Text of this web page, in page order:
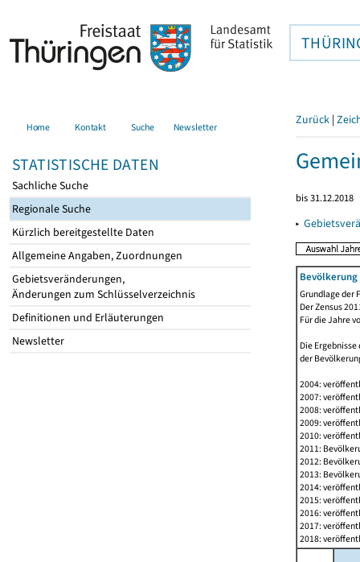
Home Kontakt Suche Newsletter
STATISTISCHE DATEN
Sachliche Suche
Regionale Suche
Kürzlich bereitgestellte Daten
Allgemeine Angaben, Zuordnungen
Gebietsveränderungen,
Änderungen zum Schlüsselverzeichnis
Definitionen und Erläuterungen
Newsletter
Zurück |
bis 31.12.2018
▸
Grundlage der
Der Zensus
Für die Jahre
Die
der
2004:
2007:
2008:
2009:
2010:
2011:
2012:
2013:
2014:
2015:
2016:
2017:
2018: